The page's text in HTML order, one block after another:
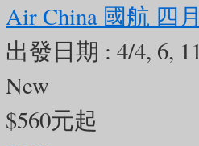
你有看過「從海
能錯過這座中國
白色「貝殼」組
Air China 國航 四
出發日期 :4/4, 6,
New
$560元起